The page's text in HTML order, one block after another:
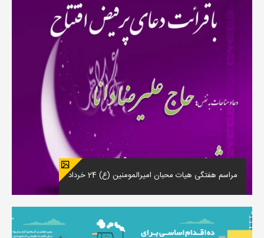
مراسم هفتگی هیات محبان امیرالمومنین (ع) 24 خرداد